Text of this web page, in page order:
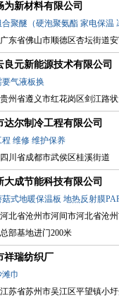
为新材料有限公司
合聚醚（硬泡聚氨酯 家电保温
东省佛山市顺德区杏坛街道
良元新能源技术有限公司
要气液板换
州省遵义市红花岗区剑江路
达尔制冷工程有限公司
程 维修 维护保养
川省成都市武侯区桂溪街道
大成节能科技有限公司
菇式地暖保温板 地热反射膜
北省沧州市河间市河北省沧
部基地进门200米
祥瑞纺织厂
滩巾
苏省苏州市吴江区平望镇小